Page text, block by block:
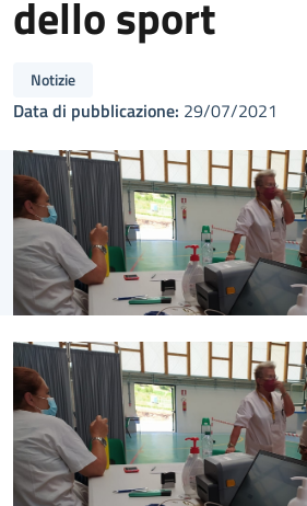
dello sport
Notizie
Data di pubblicazione: 29/07/2021